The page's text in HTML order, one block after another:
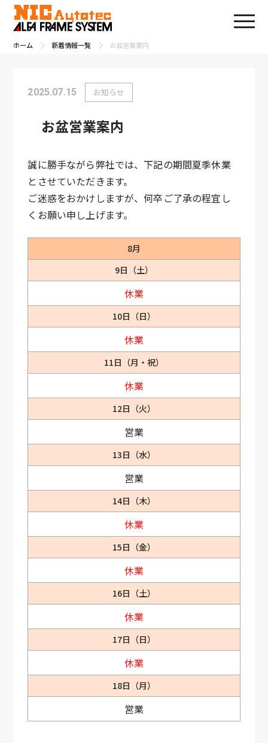
ホーム 新着情報一覧 お盆営業案内
2025.07.15 お知らせ
お盆営業案内
誠に勝手ながら弊社では、下記の期間夏季休業
とさせていただきます。
ご迷惑をおかけしますが、何卒ご了承の程宜し
くお願い申し上げます。
8月
9日（土）
休業
10日（日）
休業
11日（月・祝）
休業
12日（火）
営業
13日（水）
営業
14日（木）
休業
15日（金）
休業
16日（土）
休業
17日（日）
休業
18日（月）
営業